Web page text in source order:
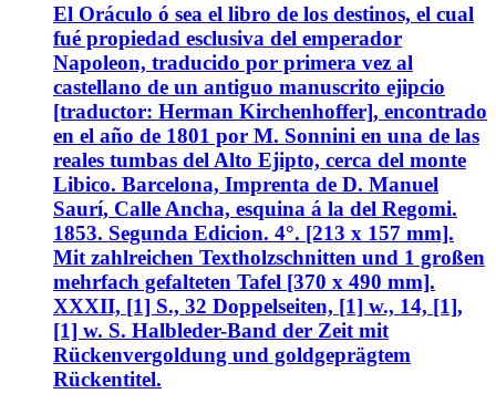
El Oráculo ó sea el libro de los destinos, el cual
fué propiedad esclusiva del emperador
Napoleon, traducido por primera vez al
castellano de un antiguo manuscrito ejipcio
[traductor: Herman Kirchenhoffer], encontrado
en el año de 1801 por M. Sonnini en una de las
reales tumbas del Alto Ejipto, cerca del monte
Libico. Barcelona, Imprenta de D. Manuel
Saurí, Calle Ancha, esquina á la del Regomi.
1853. Segunda Edicion. 4°. [213 x 157 mm].
Mit zahlreichen Textholzschnitten und 1 großen
mehrfach gefalteten Tafel [370 x 490 mm].
XXXII, [1] S., 32 Doppelseiten, [1] w., 14, [1],
[1] w. S. Halbleder-Band der Zeit mit
Rückenvergoldung und goldgeprägtem
Rückentitel.